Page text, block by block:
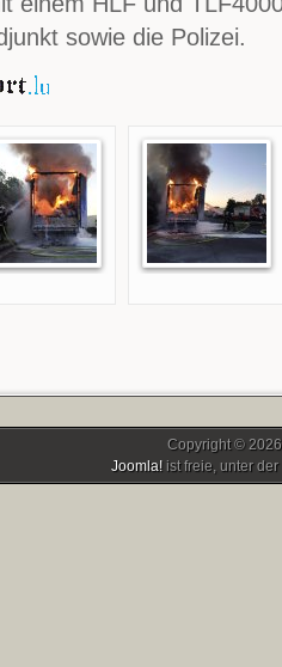
sowie die Polizei.
Copyright ©
Joomla! ist freie, unter der